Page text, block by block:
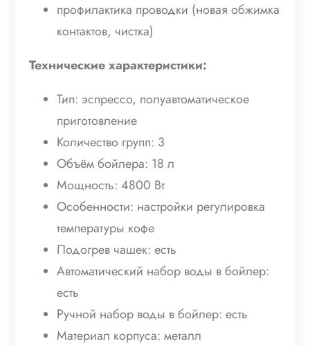
профилактика проводки (новая обжимка
контактов, чистка)
Технические характеристики:
Тип: эспрессо, полуавтоматическое
приготовление
Количество групп: 3
Объём бойлера: 18 л
Мощность: 4800 Вт
Особенности: настройки регулировка
температуры кофе
Подогрев чашек: есть
Автоматический набор воды в бойлер:
есть
Ручной набор воды в бойлер: есть
Материал корпуса: металл